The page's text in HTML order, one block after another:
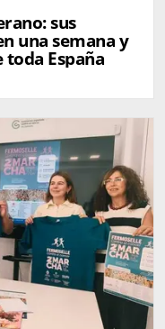
sus
una semana y
España